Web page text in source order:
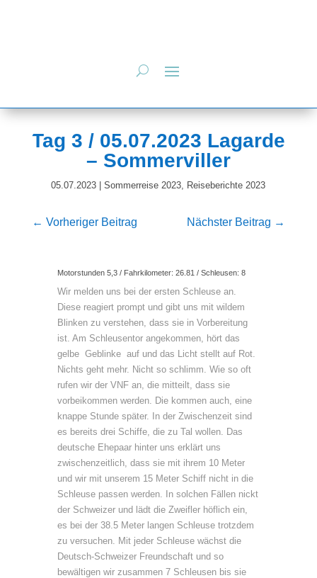
Tag 3 / 05.07.2023 Lagarde
– Sommerviller
05.07.2023 |Sommerreise 2023, Reiseberichte 2023
← Vorheriger Beitrag Nächster Beitrag →
Motorstunden 5,3 / Fahrkilometer: 26.81 / Schleusen: 8
Wir melden uns bei der ersten Schleuse an.
Diese reagiert prompt und gibt uns mit wildem
Blinken zu verstehen, dass sie in Vorbereitung
ist. Am Schleusentor angekommen, hört das
gelbe Geblinke auf und das Licht stellt auf Rot.
Nichts geht mehr. Nicht so schlimm. Wie so oft
rufen wir der VNF an, die mitteilt, dass sie
vorbeikommen werden. Die kommen auch, eine
knappe Stunde später. In der Zwischenzeit sind
es bereits drei Schiffe, die zu Tal wollen. Das
deutsche Ehepaar hinter uns erklärt uns
zwischenzeitlich, dass sie mit ihrem 10 Meter
und wir mit unserem 15 Meter Schiff nicht in die
Schleuse passen werden. In solchen Fällen nickt
der Schweizer und lädt die Zweifler höflich ein,
es bei der 38.5 Meter langen Schleuse trotzdem
zu versuchen. Mit jeder Schleuse wächst die
Deutsch-Schweizer Freundschaft und so
bewältigen wir zusammen 7 Schleusen bis sie